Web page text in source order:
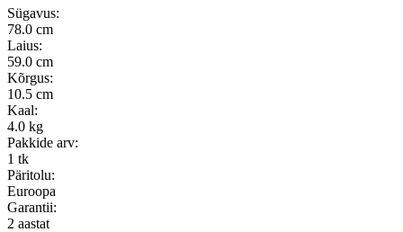
Sügavus:
78.0 cm
Laius:
59.0 cm
Kõrgus:
10.5 cm
Kaal:
4.0 kg
Pakkide arv:
1 tk
Päritolu:
Euroopa
Garantii:
2 aastat